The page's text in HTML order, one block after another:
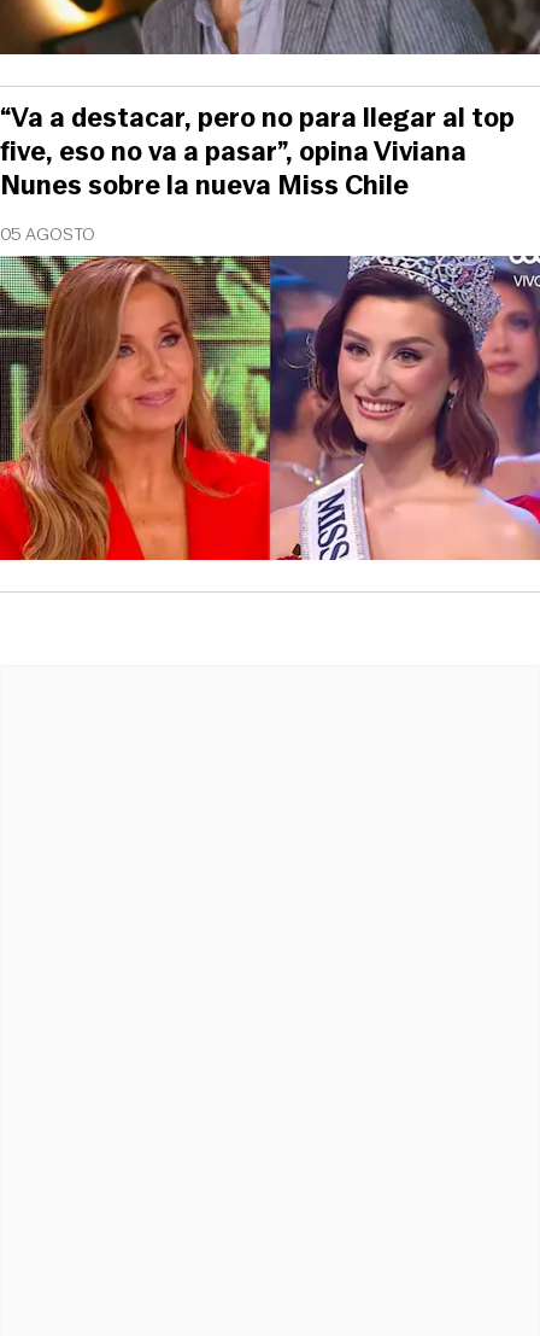
05 AGOSTO
“Va a destacar, pero no para llegar al top
five, eso no va a pasar”, opina Viviana
Nunes sobre la nueva Miss Chile